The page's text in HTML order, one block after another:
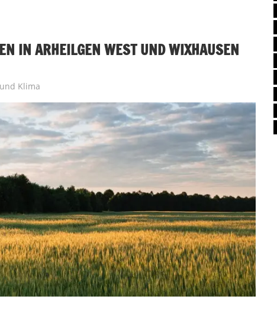
IN ARHEILGEN WEST UND WIXHAUSEN
Klima